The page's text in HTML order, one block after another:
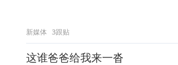
新媒体 3跟贴
这谁爸爸给我来一沓